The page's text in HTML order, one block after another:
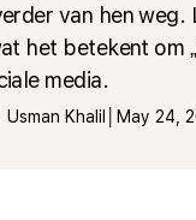
van hen weg.
het betekent om
media.
Usman Khalil May 24,